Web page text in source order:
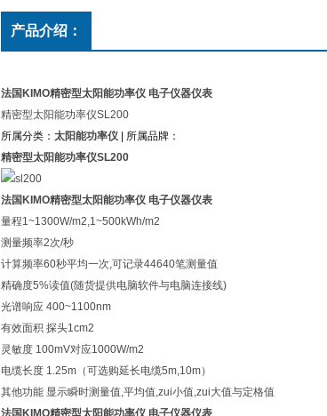
产品介绍：
法国KIMO精密型太阳能功率仪 电子仪器仪表
精密型太阳能功率仪SL200
所属分类： 太阳能功率仪 | 所属品牌：
精密型太阳能功率仪SL200
法国KIMO精密型太阳能功率仪 电子仪器仪表
量程1~1300W/m2,1~500kWh/m2
测量频率2次/秒
计算频率60秒平均一次,可记录44640笔测量值
精确度5%读值(随货提供电脑软件与电脑连接线)
光谱响应 400~1100nm
有效面积 探头1cm2
灵敏度 100mV对应1000W/m2
电缆长度 1.25m（可选购延长电缆5m,10m）
其他功能 显示瞬时测量值,平均值,zui小值,zui大值与定格值
法国KIMO精密型太阳能功率仪 电子仪器仪表